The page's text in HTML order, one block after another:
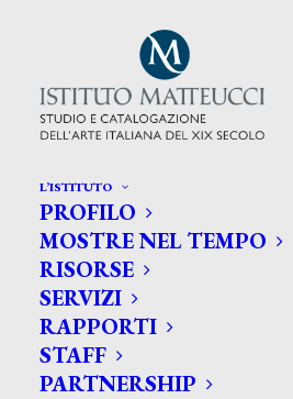
L’ISTITUTO
PROFILO
MOSTRE NEL TEMPO
RISORSE
SERVIZI
RAPPORTI
STAFF
PARTNERSHIP
CERCA TRA GLI ARTISTI:
Search
for: